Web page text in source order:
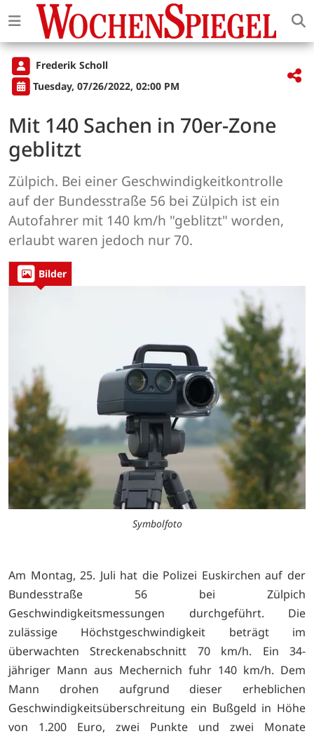
Frederik Scholl
Tuesday, 07/26/2022, 02:00 PM
Mit 140 Sachen in 70er-Zone
geblitzt
Zülpich. Bei einer Geschwindigkeitkontrolle
auf der Bundesstraße 56 bei Zülpich ist ein
Autofahrer mit 140 km/h "geblitzt" worden,
erlaubt waren jedoch nur 70.
Bilder
Symbolfoto
Am Montag, 25. Juli hat die Polizei Euskirchen auf der
Bundesstraße 56 bei Zülpich
Geschwindigkeitsmessungen durchgeführt. Die
zulässige Höchstgeschwindigkeit beträgt im
überwachten Streckenabschnitt 70 km/h. Ein 34-
jähriger Mann aus Mechernich fuhr 140 km/h. Dem
Mann drohen aufgrund dieser erheblichen
Geschwindigkeitsüberschreitung ein Bußgeld in Höhe
von 1.200 Euro, zwei Punkte und zwei Monate